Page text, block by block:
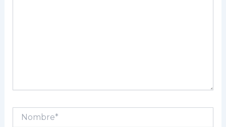
Nombre*